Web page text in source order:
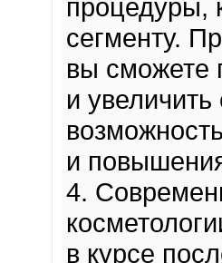
процедуры,
сегменту.
вы сможете
и
и
4.
в курсе